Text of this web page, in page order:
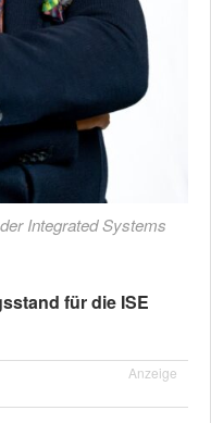
Integrated Systems
für die ISE
Anzeige